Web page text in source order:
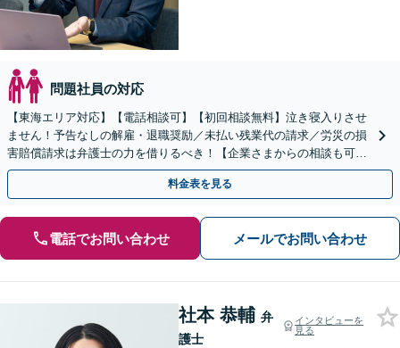
問題社員の対応
【東海エリア対応】【電話相談可】【初回相談無料】泣き寝入りさせ
ません！予告なしの解雇・退職奨励／未払い残業代の請求／労災の損
害賠償請求は弁護士の力を借りるべき！【企業さまからの相談も可】
従業員トラブルは、慎重な対処が必要です【完全個室】
料金表を見る
電話でお問い合わせ メールでお問い合わせ
社本 恭輔 弁
護士
インタビューを
見る